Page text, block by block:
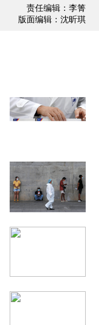
责任编辑：李箐
版面编辑：沈昕琪